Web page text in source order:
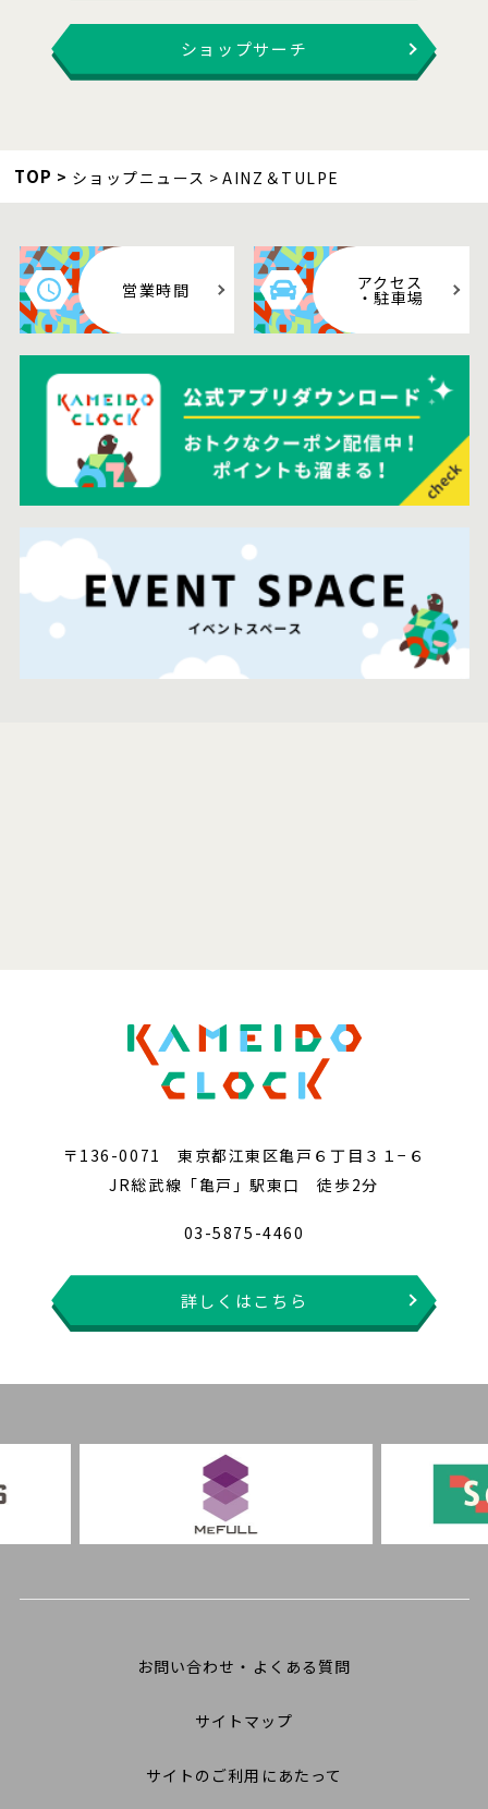
ショップサーチ
TOP ショップニュース AINZ＆TULPE
営業時間 アクセス
・駐車場
〒136-0071 東京都江東区亀戸６丁目３１−６
JR総武線「亀戸」駅東口 徒歩2分
03-5875-4460
詳しくはこちら
お問い合わせ・よくある質問
サイトマップ
サイトのご利用にあたって